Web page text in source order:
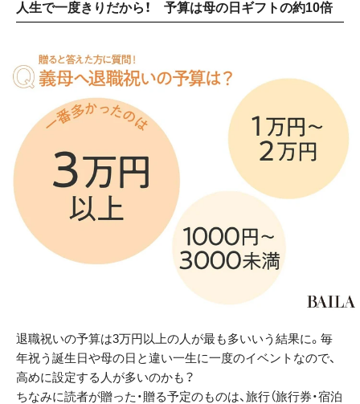
人生で一度きりだから！ 予算は母の日ギフトの約10倍
退職祝いの予算は3万円以上の人が最も多いいう結果に。毎
年祝う誕生日や母の日と違い一生に一度のイベントなので、
高めに設定する人が多いのかも？
ちなみに読者が贈った・贈る予定のものは、旅行（旅行券・宿泊